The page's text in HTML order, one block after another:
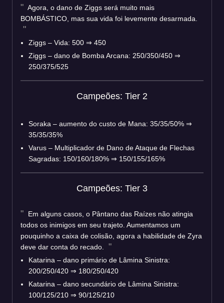
Agora, o dano de Ziggs será muito mais
BOMBÁSTICO, mas sua vida foi levemente desarmada.
Ziggs – Vida: 500 ⇒ 450
Ziggs – dano de Bomba Arcana: 250/350/450 ⇒
250/375/525
Campeões: Tier 2
Soraka – aumento do custo de Mana: 35/35/50% ⇒
35/35/35%
Varus – Multiplicador de Dano de Ataque de Flechas
Sagradas: 150/160/180% ⇒ 150/155/165%
Campeões: Tier 3
Em alguns casos, o Pântano das Raízes não atingia
todos os inimigos em seu trajeto. Aumentamos um
pouquinho a caixa de colisão, agora a habilidade de Zyra
deve dar conta do recado.
Katarina – dano primário de Lâmina Sinistra:
200/250/420 ⇒ 180/250/420
Katarina – dano secundário de Lâmina Sinistra:
100/125/210 ⇒ 90/125/210